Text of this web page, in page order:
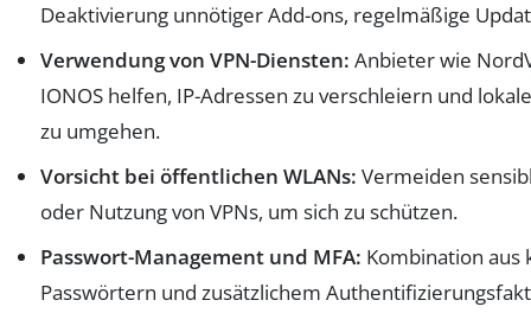
Deaktivierung unnötiger Add-ons, regelmäßige
Verwendung von VPN-Diensten: Anbieter wie
IONOS helfen, IP-Adressen zu verschleiern und
zu umgehen.
Vorsicht bei öffentlichen WLANs: Vermeiden
oder Nutzung von VPNs, um sich zu schützen.
Passwort-Management und MFA: Kombination aus
Passwörtern und zusätzlichem